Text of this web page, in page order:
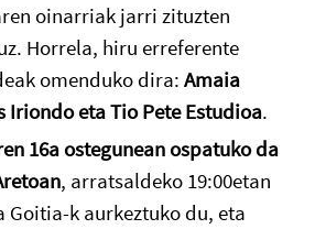
oinarriak jarri zituzten
Horrela, hiru erreferente
omenduko dira: Amaia
Iriondo eta Tio Pete Estudioa.
16a ostegunean ospatuko da
, arratsaldeko 19:00etan
Goitia-k aurkeztuko du, eta